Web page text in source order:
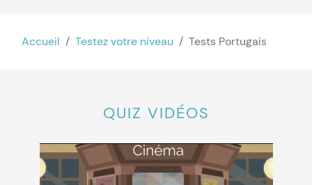
Accueil Testez votre niveau Tests Portugais
QUIZ VIDÉOS